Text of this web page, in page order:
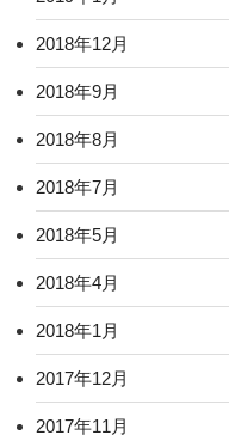
2018年12月
2018年9月
2018年8月
2018年7月
2018年5月
2018年4月
2018年1月
2017年12月
2017年11月